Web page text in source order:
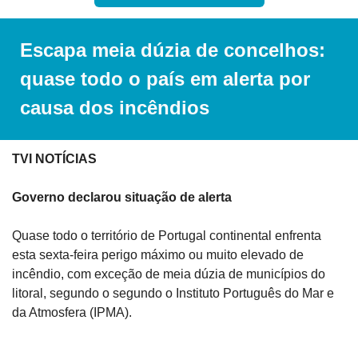
Escapa meia dúzia de concelhos:
quase todo o país em alerta por
causa dos incêndios
TVI NOTÍCIAS
Governo declarou situação de alerta
Quase todo o território de Portugal continental enfrenta
esta sexta-feira perigo máximo ou muito elevado de
incêndio, com exceção de meia dúzia de municípios do
litoral, segundo o segundo o Instituto Português do Mar e
da Atmosfera (IPMA).